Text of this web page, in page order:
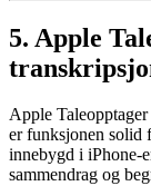
5. Apple
Apple
er funksjonen solid
innebygd i iPhone-
sammendrag og